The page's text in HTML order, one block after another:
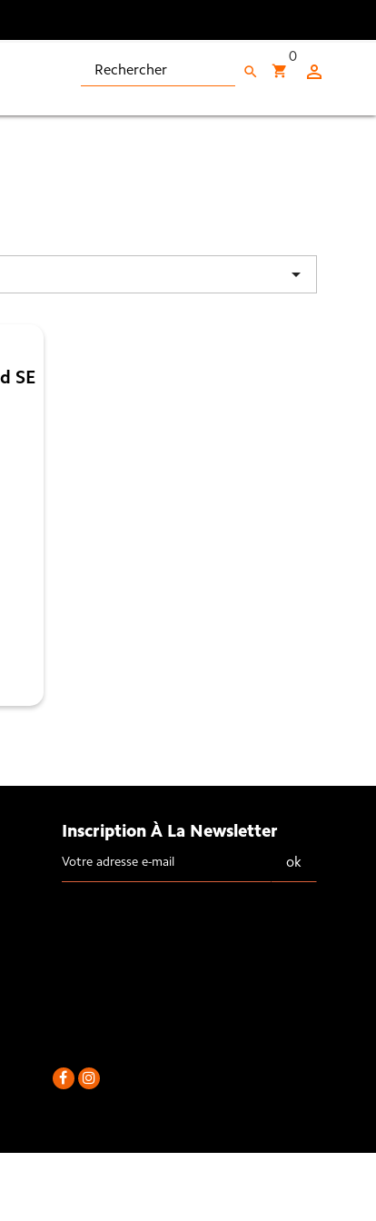

shopping_cart
0
search

SE
Inscription À La Newsletter